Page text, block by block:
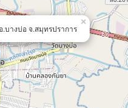
.บางบ่อ จ.สมุทรปราการ
×